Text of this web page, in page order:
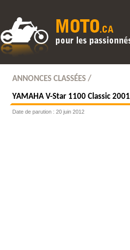
ANNONCES CLASSÉES /
YAMAHAV-Star 1100 Classic 2001
Date de parution : 20 juin 2012